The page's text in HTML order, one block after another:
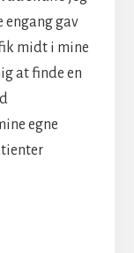
engang gav
midt i mine
at finde en
egne